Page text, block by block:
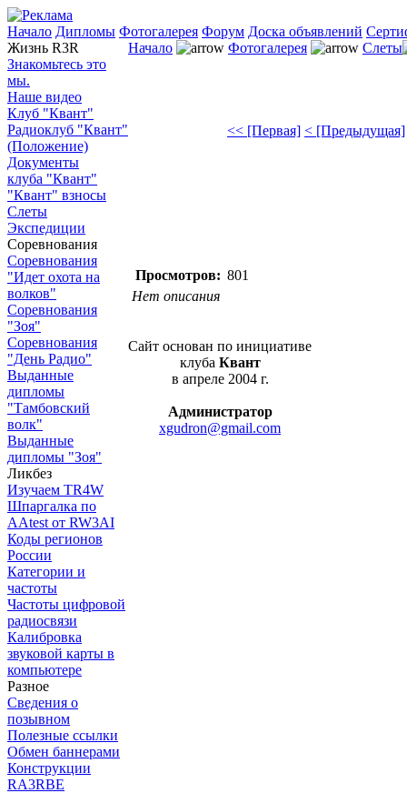
Начало Дипломы Фотогалерея Форум Доска объявлений
Жизнь R3R
Знакомьтесь это
мы.
Наше видео
Клуб "Квант"
Радиоклуб "Квант"
(Положение)
Документы
клуба "Квант"
"Квант" взносы
Слеты
Экспедиции
Соревнования
Соревнования
"Идет охота на
волков"
Соревнования
"Зоя"
Соревнования
"День Радио"
Выданные
дипломы
"Тамбовский
волк"
Выданные
дипломы "Зоя"
Ликбез
Изучаем TR4W
Шпаргалка по
AAtest от RW3AI
Коды регионов
России
Категории и
частоты
Частоты цифровой
радиосвязи
Калибровка
звуковой карты в
компьютере
Разное
Сведения о
позывном
Полезные ссылки
Обмен баннерами
Конструкции
RA3RBE
Начало Фотогалерея Слеты
<< [Первая] < [Предыдущая]
Просмотров: 801
Нет описания
Сайт основан по инициативе
клуба Квант
в апреле 2004 г.
Администратор
xgudron@gmail.com